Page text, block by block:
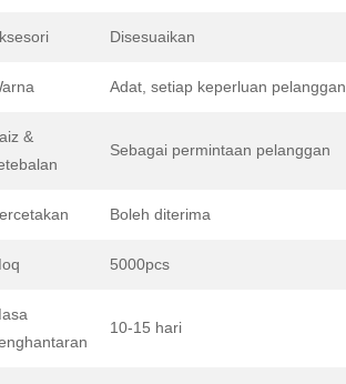
Disesuaikan
Adat, setiap keperluan pelanggan
&
Sebagai permintaan pelanggan
Boleh diterima
5000pcs
10-15 hari